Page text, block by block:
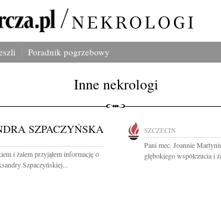
Poradnik pogrzebowy
Inne nekrologi
SZPACZYŃSKA
i żalem przyjąłem informację o
Szpaczyńskiej...
SZCZECIN
Pani mec. Joannie
głębokiego współczucia i